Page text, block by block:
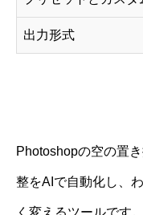
出力形式
Photoshopの空の置
整をAIで自動化し、
く変えるツールです